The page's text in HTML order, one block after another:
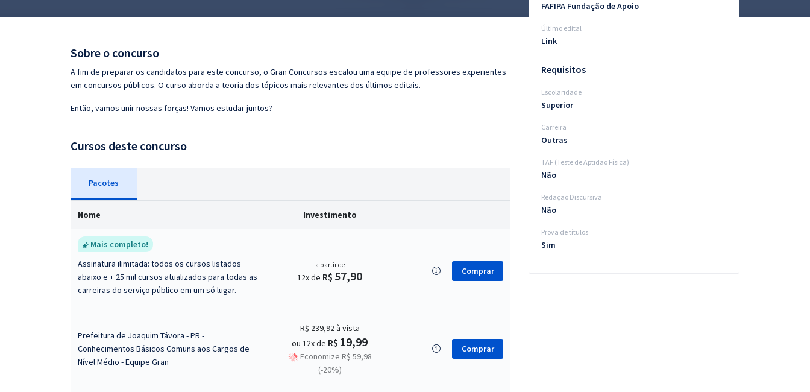
Conteúdo gratuito
Sobre o concurso
A fim de preparar os candidatos para este concurso, o Gran Concursos escalou uma equipe de professores experientes
em concursos públicos. O curso aborda a teoria dos tópicos mais relevantes dos últimos editais.
Então, vamos unir nossas forças! Vamos estudar juntos?
Cursos deste concurso
Pacotes
Nome Investimento
Mais completo!
Assinatura ilimitada: todos os cursos listados
abaixo e + 25 mil cursos atualizados para todas as
carreiras do serviço público em um só lugar.
a partir de
12x de R$ 57,90 Comprar
Prefeitura de Joaquim Távora - PR -
Conhecimentos Básicos Comuns aos Cargos de
Nível Médio - Equipe Gran
R$ 239,92à vista
ou 12x de R$ 19,99
Economize R$ 59,98
(-20%)
Comprar
FAFIPA Fundação de Apoio
Último edital
Link
Requisitos
Escolaridade
Superior
Carreira
Outras
TAF (Teste de Aptidão Física)
Não
Redação Discursiva
Não
Prova de títulos
Sim